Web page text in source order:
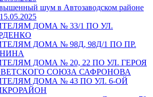
шум в Автозаводском районе
ДОМА № 33/1 ПО УЛ.
ДОМА № 98Д, 98Д/1 ПО ПР.
ДОМА № 20, 22 ПО УЛ. ГЕРОЯ
СОЮЗА САФРОНОВА
ДОМА № 43 ПО УЛ. 6-ОЙ